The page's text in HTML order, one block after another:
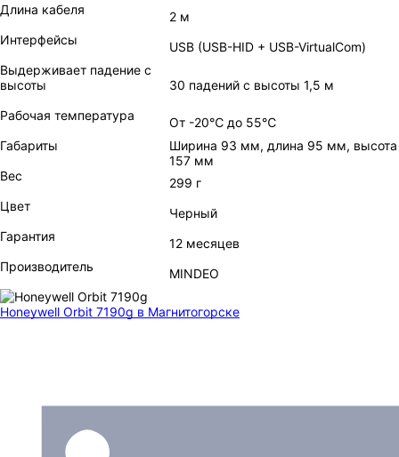
Длина кабеля
2 м
Интерфейсы
USB (USB-HID + USB-VirtualCom)
Выдерживает падение с
высоты
30 падений с высоты 1,5 м
Рабочая температура
От -20℃ до 55℃
Габариты
Ширина 93 мм, длина 95 мм, высота
157 мм
Вес
299 г
Цвет
Черный
Гарантия
12 месяцев
Производитель
MINDEO
Honeywell Orbit 7190g в Магнитогорске